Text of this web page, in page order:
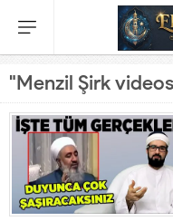
"Menzil Şirk